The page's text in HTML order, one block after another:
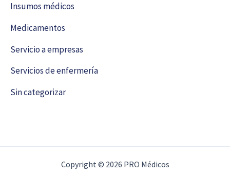
Insumos médicos
Medicamentos
Servicio a empresas
Servicios de enfermería
Sin categorizar
Copyright © 2026 PRO Médicos